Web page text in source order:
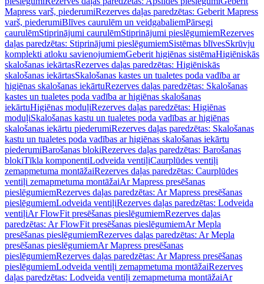
Mapress varš, piederumiRezerves daļas paredzētas: Geberit Mapress
varš, piederumiBlīves caurulēm un veidgabaliemPārsegi
caurulēmStiprinājumi caurulēmStiprinājumi pieslēgumiemRezerves
daļas paredzētas: Stiprinājumi pieslēgumiemSistēmas blīvesSkrūvju
komplekti atloku savienojumiemGeberit higiēnas sistēmaHigiēniskās
skalošanas iekārtasRezerves daļas paredzētas: Higiēniskās
skalošanas iekārtasSkalošanas kastes un tualetes poda vadība ar
higiēnas skalošanas iekārtuRezerves daļas paredzētas: Skalošanas
kastes un tualetes poda vadība ar higiēnas skalošanas
iekārtuHigiēnas moduļiRezerves daļas paredzētas: Higiēnas
moduļiSkalošanas kastu un tualetes poda vadības ar higiēnas
skalošanas iekārtu piederumiRezerves daļas paredzētas: Skalošanas
kastu un tualetes poda vadības ar higiēnas skalošanas iekārtu
piederumiBarošanas blokiRezerves daļas paredzētas: Barošanas
blokiTīkla komponentiLodveida ventiļiCaurplūdes ventiļi
zemapmetuma montāžaiRezerves daļas paredzētas: Caurplūdes
ventiļi zemapmetuma montāžaiAr Mapress presēšanas
pieslēgumiemRezerves daļas paredzētas: Ar Mapress presēšanas
pieslēgumiemLodveida ventiļiRezerves daļas paredzētas: Lodveida
ventiļiAr FlowFit presēšanas pieslēgumiemRezerves daļas
paredzētas: Ar FlowFit presēšanas pieslēgumiemAr Mepla
presēšanas pieslēgumiemRezerves daļas paredzētas: Ar Mepla
presēšanas pieslēgumiemAr Mapress presēšanas
pieslēgumiemRezerves daļas paredzētas: Ar Mapress presēšanas
pieslēgumiemLodveida ventiļi zemapmetuma montāžaiRezerves
daļas paredzētas: Lodveida ventiļi zemapmetuma montāžaiAr